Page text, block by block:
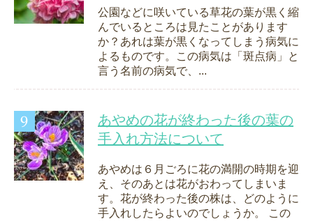
公園などに咲いている草花の葉が黒く縮
んでいるところは見たことがあります
か？あれは葉が黒くなってしまう病気に
よるものです。この病気は「斑点病」と
言う名前の病気で、...
あやめの花が終わった後の葉の
手入れ方法について
あやめは６月ごろに花の満開の時期を迎
え、そのあとは花がおわってしまいま
す。花が終わった後の株は、どのように
手入れしたらよいのでしょうか。 この